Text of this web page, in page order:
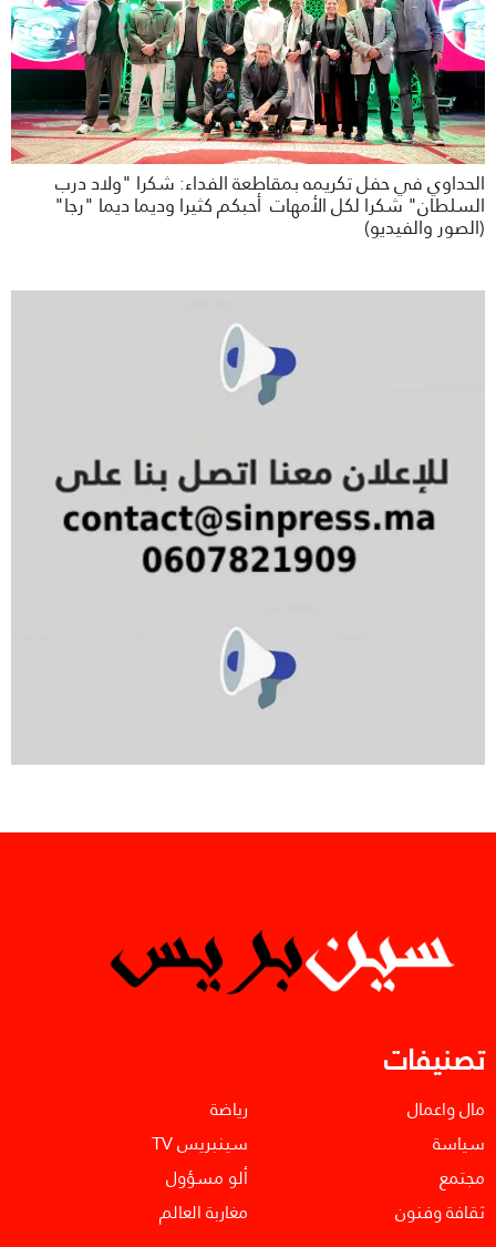
الحداوي في حفل تكريمه بمقاطعة الفداء: شكرا "ولاد درب
السلطان" شكرا لكل الأمهات أحبكم كثيرا وديما ديما "رجا"
(الصور والفيديو)
تصنيفات
مال واعمال
سياسة
مجتمع
ثقافة وفنون
رياضة
سينبريس TV
ألو مسؤول
مغاربة العالم